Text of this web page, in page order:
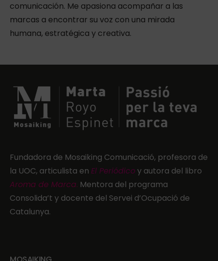
comunicación. Me apasiona acompañar a las
marcas a encontrar su voz con una mirada
humana, estratégica y creativa.
Fundadora de Mosaiking Comunicació, profesora de
la UOC, articulista en El Periódicoy autora del libro
Aroma de Marca. Mentora del programa
Consolida’t y docente del Servei d’Ocupació de
Catalunya.